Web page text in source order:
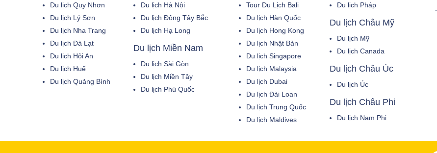
Du lịch Quy Nhơn
Du lịch Lý Sơn
Du lịch Nha Trang
Du lịch Đà Lạt
Du lịch Hội An
Du lịch Huế
Du lịch Quảng Bình
Du lịch Hà Nội
Du lịch Đông Tây Bắc
Du lịch Hạ Long
Du lịch Miền Nam
Du lịch Sài Gòn
Du lịch Miền Tây
Du lịch Phú Quốc
Tour Du Lịch Bali
Du lịch Hàn Quốc
Du lịch Hong Kong
Du lịch Nhật Bản
Du lịch Singapore
Du lịch Malaysia
Du lịch Dubai
Du lịch Đài Loan
Du lịch Trung Quốc
Du lịch Maldives
Du lịch Pháp
Du lịch Châu Mỹ
Du lịch Mỹ
Du lịch Canada
Du lịch Châu Úc
Du lịch Úc
Du lịch Châu Phi
Du lịch Nam Phi